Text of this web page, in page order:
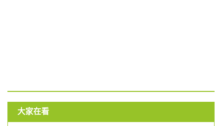
大家在看